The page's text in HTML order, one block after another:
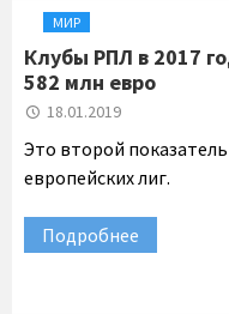
МИР
Клубы РПЛ в 2017
582 млн евро
18.01.2019
Это второй
европейских лиг.
Подробнее